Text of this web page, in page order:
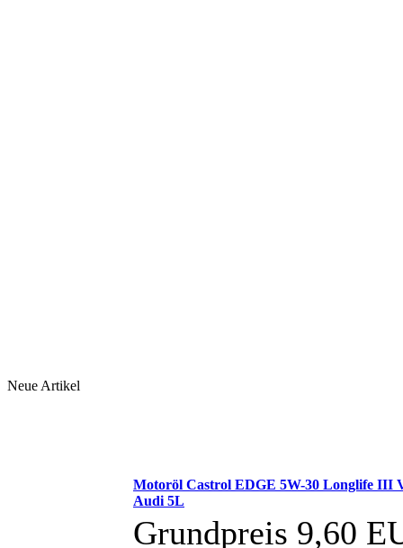
Neue Artikel
Motoröl Castrol EDGE 5W-30 Longlife III
Audi 5L
Grundpreis 9,60